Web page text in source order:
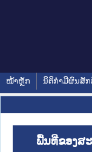
ໜ້າຫຼັກ ນິຕິກໍາມີຜົນສັກ
ພື້ນທີ່ຂອງສ